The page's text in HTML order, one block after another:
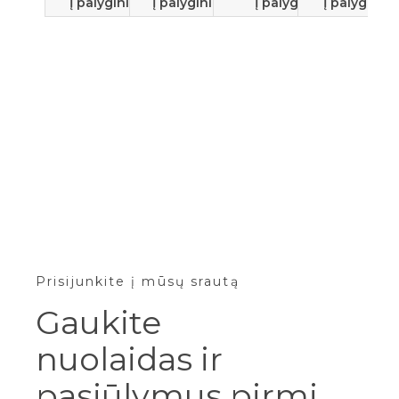
Prisijunkite į mūsų srautą
Gaukite
nuolaidas ir